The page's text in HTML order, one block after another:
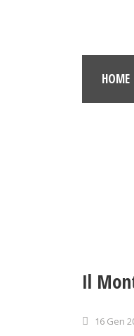
HOME
Il
16 Gen